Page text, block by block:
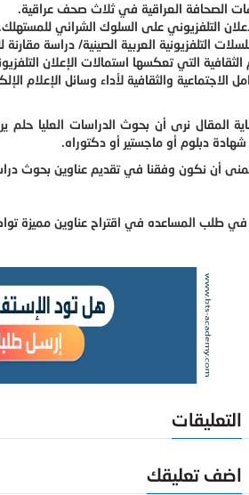
الصحافة العراقية في ثلاث صحف عراقية.
التلفزيوني على السلوك الشرائي للمستهلك.
التلفزيونية العربية الصينية/ دراسة
الثقافية التي تعكسها استمالات الإعلان
الاجتماعية والثقافية لأداء وسائل الإعلام
المقال نرى أن بحوث الدراسات العليا
شهادة دبلوم أو ماجستير أو دكتوراه.
أن نكون وفقنا في تقديم عناوين بحوث
طلب المساعده في اقتراح عناوين مميزة
التعليقات
اضف تعليقك